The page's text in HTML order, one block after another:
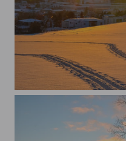
Abendsonne über Worbis